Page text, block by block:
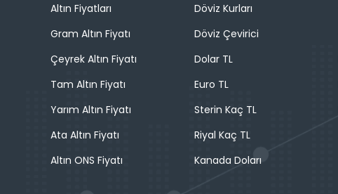
Altın Fiyatları
Gram Altın Fiyatı
Çeyrek Altın Fiyatı
Tam Altın Fiyatı
Yarım Altın Fiyatı
Ata Altın Fiyatı
Altın ONS Fiyatı
Döviz Kurları
Döviz Çevirici
Dolar TL
Euro TL
Sterin Kaç TL
Riyal Kaç TL
Kanada Doları